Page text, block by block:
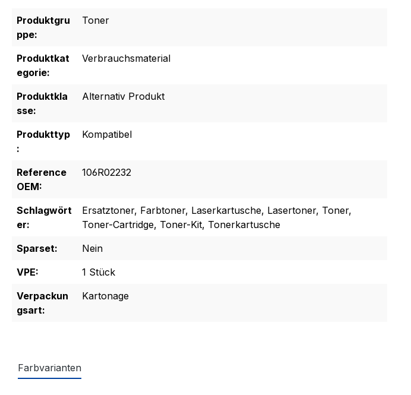
Produktgru
ppe:
Toner
Produktkat
egorie:
Verbrauchsmaterial
Produktkla
sse:
Alternativ Produkt
Produkttyp
:
Kompatibel
Reference
OEM:
106R02232
Schlagwört
er:
Ersatztoner, Farbtoner, Laserkartusche, Lasertoner, Toner,
Toner-Cartridge, Toner-Kit, Tonerkartusche
Sparset:
Nein
VPE:
1 Stück
Verpackun
gsart:
Kartonage
Farbvarianten